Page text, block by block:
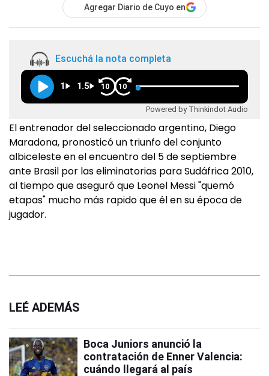
Agregar Diario de Cuyo en
Escuchá la nota completa
1 1.5 10 10
Powered by Thinkindot Audio
El entrenador del seleccionado argentino, Diego
Maradona, pronosticó un triunfo del conjunto
albiceleste en el encuentro del 5 de septiembre
ante Brasil por las eliminatorias para Sudáfrica 2010,
al tiempo que aseguró que Leonel Messi "quemó
etapas" mucho más rapido que él en su época de
jugador.
LEÉ ADEMÁS
Boca Juniors anunció la
contratación de Enner Valencia:
cuándo llegará al país